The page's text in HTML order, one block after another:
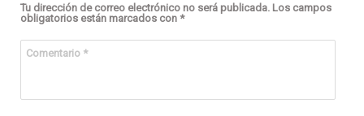
Tu dirección de correo electrónico no será publicada. Los campos
obligatorios están marcados con *
Comentario *